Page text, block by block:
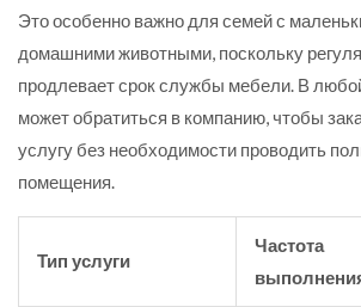
Это особенно важно для семей с
домашними животными, поскольку
продлевает срок службы мебели. В
может обратиться в компанию, чтобы
услугу без необходимости проводить
помещения.
Тип услуги
Частота